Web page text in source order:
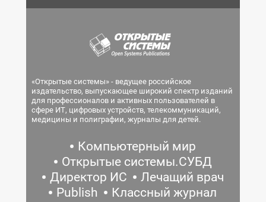
«Открытые системы» - ведущее российское
издательство, выпускающее широкий спектр изданий
для профессионалов и активных пользователей в
сфере ИТ, цифровых устройств, телекоммуникаций,
медицины и полиграфии, журналы для детей.
Компьютерный мир
Открытые системы.СУБД
Директор ИС
Лечащий врач
Publish
Классный журнал